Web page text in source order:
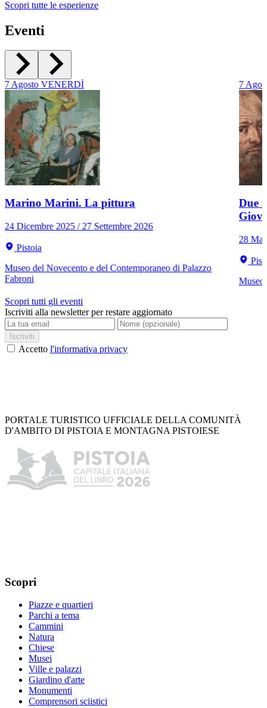
Scopri tutte le esperienze
Eventi
7Agosto VENERDÌ
Marino Marini. La pittura
24 Dicembre 2025 / 27 Settembre 2026
Pistoia
Museo del Novecento e del Contemporaneo di Palazzo
Fabroni
7
Due
28
Museo
Scopri tutti gli eventi
Iscriviti alla newsletter per restare aggiornato
Iscriviti
Accetto l'informativa privacy
PORTALE TURISTICO UFFICIALE DELLA COMUNITÀ
D'AMBITO DI PISTOIA E MONTAGNA PISTOIESE
Scopri
Piazze e quartieri
Parchi a tema
Cammini
Natura
Chiese
Musei
Ville e palazzi
Giardino d'arte
Monumenti
Comprensori sciistici